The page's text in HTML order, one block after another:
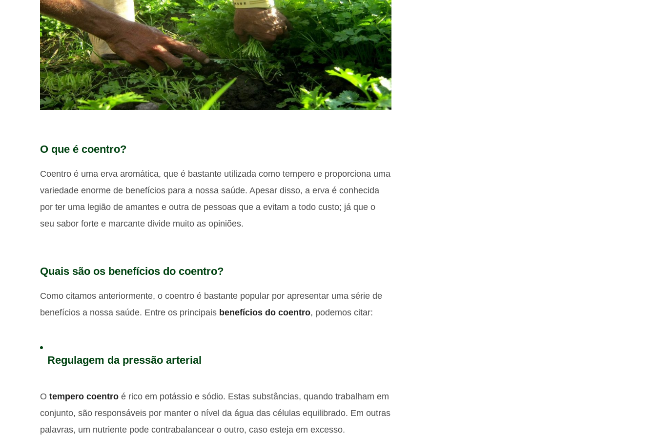
O que é coentro?
Coentro é uma erva aromática, que é bastante utilizada como tempero e proporciona uma
variedade enorme de benefícios para a nossa saúde. Apesar disso, a erva é conhecida
por ter uma legião de amantes e outra de pessoas que a evitam a todo custo; já que o
seu sabor forte e marcante divide muito as opiniões.
Quais são os benefícios do coentro?
Como citamos anteriormente, o coentro é bastante popular por apresentar uma série de
benefícios a nossa saúde. Entre os principais benefícios do coentro, podemos citar:
Regulagem da pressão arterial
O tempero coentro é rico em potássio e sódio. Estas substâncias, quando trabalham em
conjunto, são responsáveis por manter o nível da água das células equilibrado. Em outras
palavras, um nutriente pode contrabalancear o outro, caso esteja em excesso.